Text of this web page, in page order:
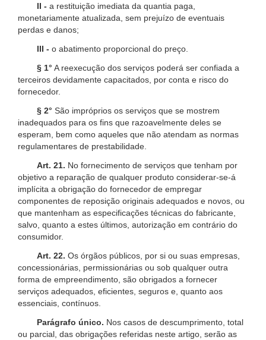
II - a restituição imediata da quantia paga,
monetariamente atualizada, sem prejuízo de eventuais
perdas e danos;
III - o abatimento proporcional do preço.
§ 1° A reexecução dos serviços poderá ser confiada a
terceiros devidamente capacitados, por conta e risco do
fornecedor.
§ 2° São impróprios os serviços que se mostrem
inadequados para os fins que razoavelmente deles se
esperam, bem como aqueles que não atendam as normas
regulamentares de prestabilidade.
Art. 21. No fornecimento de serviços que tenham por
objetivo a reparação de qualquer produto considerar-se-á
implícita a obrigação do fornecedor de empregar
componentes de reposição originais adequados e novos, ou
que mantenham as especificações técnicas do fabricante,
salvo, quanto a estes últimos, autorização em contrário do
consumidor.
Art. 22. Os órgãos públicos, por si ou suas empresas,
concessionárias, permissionárias ou sob qualquer outra
forma de empreendimento, são obrigados a fornecer
serviços adequados, eficientes, seguros e, quanto aos
essenciais, contínuos.
Parágrafo único. Nos casos de descumprimento, total
ou parcial, das obrigações referidas neste artigo, serão as